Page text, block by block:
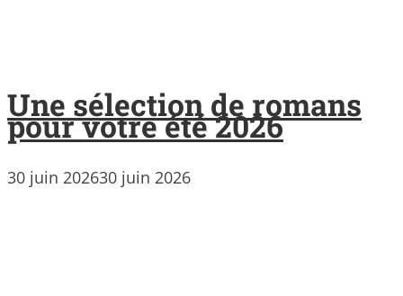
Une sélection de romans
pour votre été 2026
30 juin 202630 juin 2026